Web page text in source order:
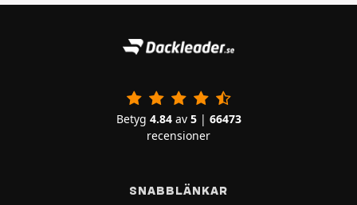
Betyg 4.84av 5| 66473
recensioner
SNABBLÄNKAR